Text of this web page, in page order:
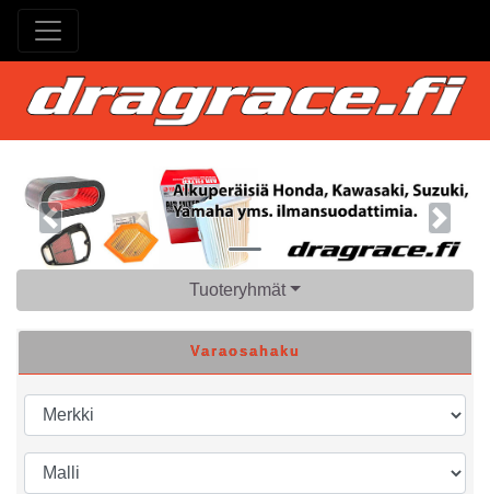
Previous Next
Tuoteryhmät
Varaosahaku